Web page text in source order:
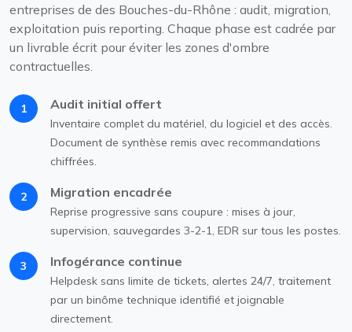
entreprises de des Bouches-du-Rhône : audit, migration,
exploitation puis reporting. Chaque phase est cadrée par
un livrable écrit pour éviter les zones d'ombre
contractuelles.
1 Audit initial offert
Inventaire complet du matériel, du logiciel et des accès.
Document de synthèse remis avec recommandations
chiffrées.
2 Migration encadrée
Reprise progressive sans coupure : mises à jour,
supervision, sauvegardes 3-2-1, EDR sur tous les postes.
3 Infogérance continue
Helpdesk sans limite de tickets, alertes 24/7, traitement
par un binôme technique identifié et joignable
directement.